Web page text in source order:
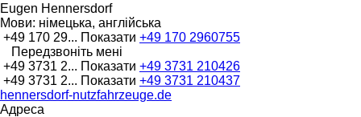
Eugen Hennersdorf
Мови: німецька, англійська
+49 170 29... Показати +49 170 2960755
Передзвоніть мені
+49 3731 2... Показати +49 3731 210426
+49 3731 2... Показати +49 3731 210437
hennersdorf-nutzfahrzeuge.de
Адреса